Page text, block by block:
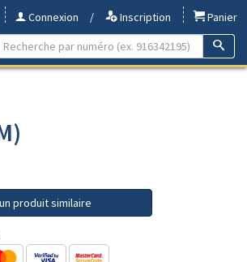
Connexion / Inscription
Panier
produit similaire